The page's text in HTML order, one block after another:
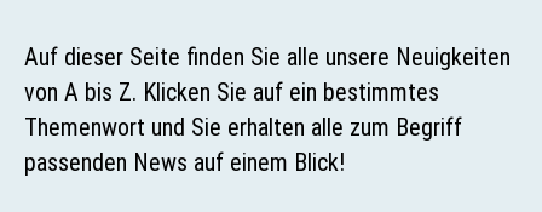
Auf dieser Seite finden Sie alle unsere Neuigkeiten
von A bis Z. Klicken Sie auf ein bestimmtes
Themenwort und Sie erhalten alle zum Begriff
passenden News auf einem Blick!